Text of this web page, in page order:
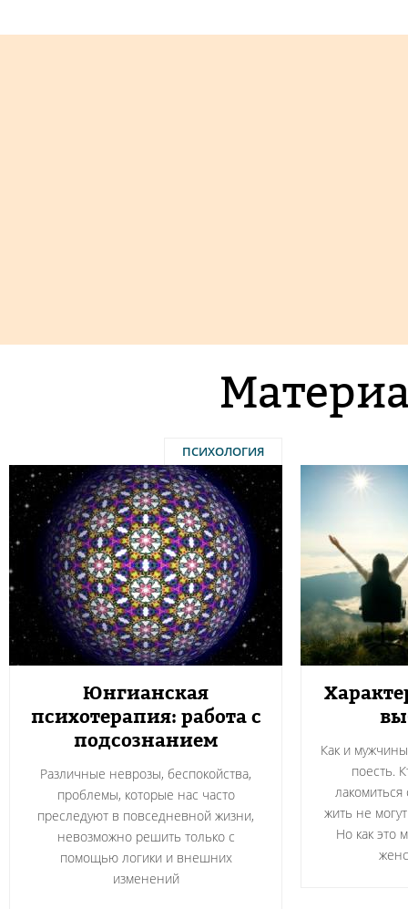
ПСИХОЛОГИЯ
Юнгианская
психотерапия: работа с
подсознанием
Различные неврозы, беспокойства,
проблемы, которые нас часто
преследуют в повседневной жизни,
невозможно решить только с
помощью логики и внешних
изменений
Как и
поесть.
лакомиться
жить не
Но как это